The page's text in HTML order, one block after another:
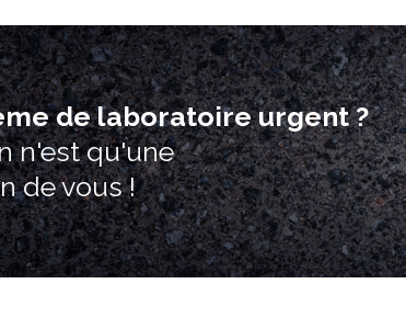
de laboratoire urgent ?
n'est qu'une
de vous !